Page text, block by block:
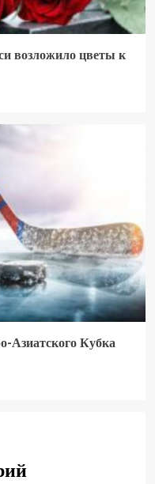
возложило цветы к
Азиатского Кубка